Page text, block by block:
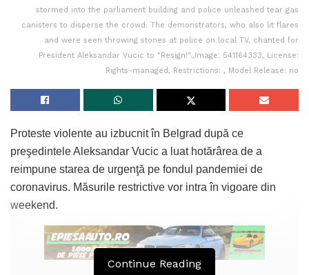
stormed into the parliament building and police unleashed tear gas
canisters to disperse the crowd. The demonstrators, who also lit flares
and were seen throwing stones at police on local TV, chanted for
President Aleksandar Vucic to "Resign!".,Image: 541164333, License:
Rights-managed, Restrictions: , Model Release: no
Proteste violente au izbucnit în Belgrad după ce
preşedintele Aleksandar Vucic a luat hotărârea de a
reimpune starea de urgenţă pe fondul pandemiei de
coronavirus. Măsurile restrictive vor intra în vigoare din
weekend.
Continue Reading